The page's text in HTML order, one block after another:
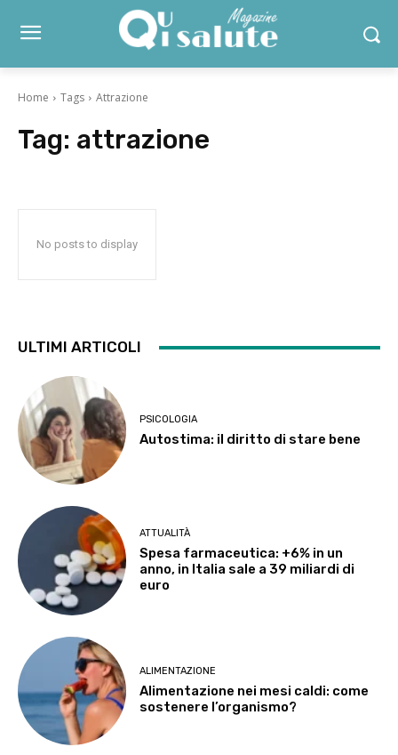
Home Tags Attrazione
Tag: attrazione
No posts to display
ULTIMI ARTICOLI
PSICOLOGIA
Autostima: il diritto di stare bene
ATTUALITÀ
Spesa farmaceutica: +6% in un
anno, in Italia sale a 39 miliardi di
euro
ALIMENTAZIONE
Alimentazione nei mesi caldi: come
sostenere l’organismo?